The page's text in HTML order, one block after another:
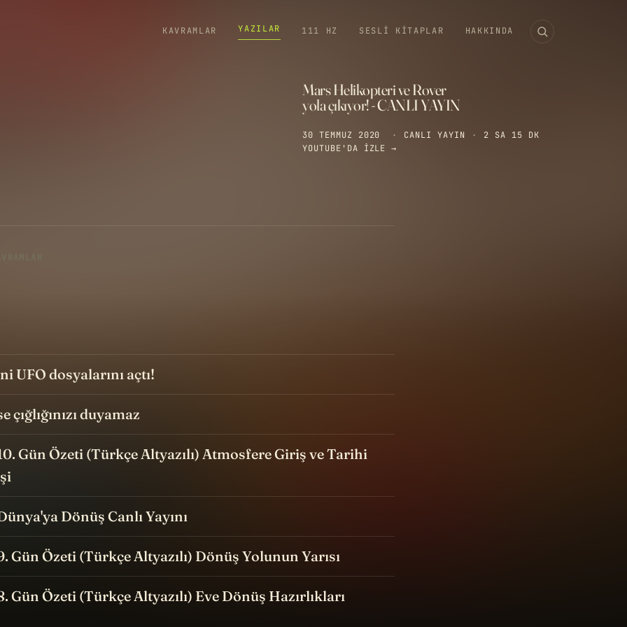
KAVRAMLAR YAZILAR 111 HZ SESLI KITAPLAR HAKKINDA
Mars Helikopteri ve Rover
yola çıkıyor! - CANLI YAYIN
30 TEMMUZ 2020 · CANLI YAYIN ·
2 SA 15 DK
YOUTUBE'DA IZLE →
UFO dosyalarını açtı!
çığlığınızı duyamaz
Gün Özeti (Türkçe Altyazılı) Atmosfere Giriş ve Tarihi
Dönüş Canlı Yayını
Gün Özeti (Türkçe Altyazılı) Dönüş Yolunun Yarısı
Gün Özeti (Türkçe Altyazılı) Eve Dönüş Hazırlıkları